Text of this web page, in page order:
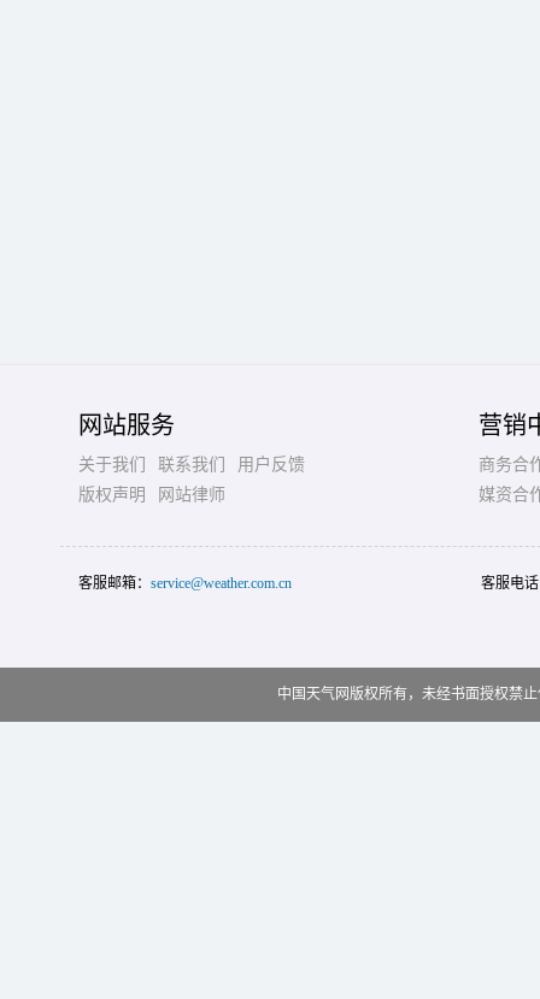
网站服务
关于我们 联系我们
用户反馈
版权声明
网站律师
营销
商务合
媒资合
客服邮箱： service@weather.com.cn 客服电
中国天气网版权所有，未经书面授权